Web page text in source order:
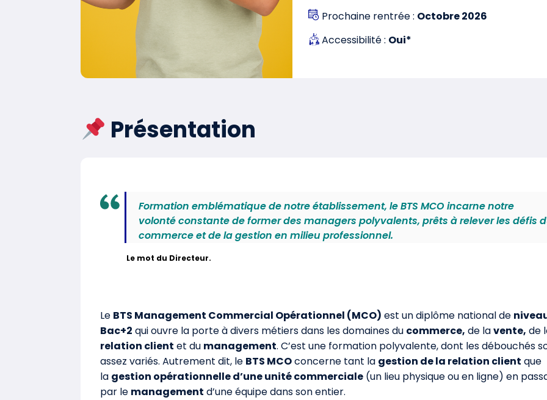
Prochaine rentrée : Octobre 2026
Accessibilité : Oui*
Présentation
Formation emblématique de notre établissement, le BTS MCO incarne notre
volonté constante de former des managers polyvalents, prêts à relever les défis
commerce et de la gestion en milieu professionnel.
Le mot du Directeur.
Le BTS Management Commercial Opérationnel (MCO) est un diplôme national de
Bac+2 qui ouvre la porte à divers métiers dans les domaines du commerce, de lavente, de
relation client et du management. C’est une formation polyvalente, dont les débouchés
assez variés. Autrement dit, le BTS MCOconcerne tant la gestion de la relation client que
la gestion opérationnelle d’une unité commerciale (un lieu physique ou en ligne) en
par le management d’une équipe dans son entier.